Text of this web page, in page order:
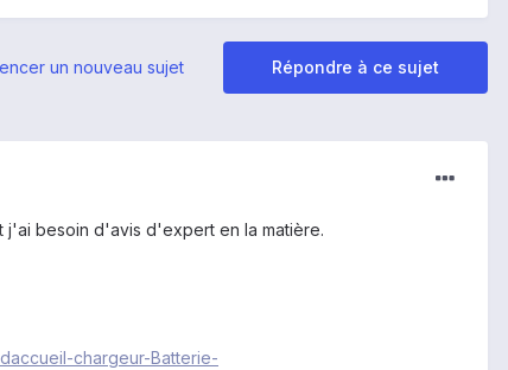
Répondre à ce sujet
un nouveau sujet
besoin d'avis d'expert en la matière.
chargeur-Batterie-